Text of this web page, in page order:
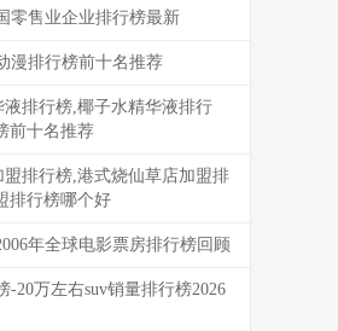
零售业企业排行榜最新
漫排行榜前十名推荐
液排行榜,椰子水精华液排行
前十名推荐
盟排行榜,港式烧仙草店加盟排
排行榜哪个好
年全球电影票房排行榜回顾
-20万左右suv销量排行榜2026